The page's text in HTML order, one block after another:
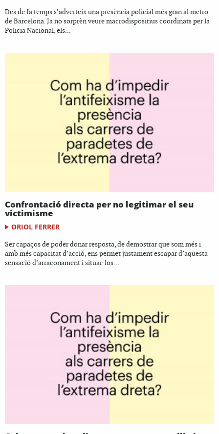
Des de fa temps s’adverteix una presència policial més gran al metro
de Barcelona. Ja no sorprèn veure macrodispositius coordinats per la
Policia Nacional, els...
Confrontació directa per no legitimar el seu
victimisme
ORIOL FERRER
Ser capaços de poder donar resposta, de demostrar que som més i
amb més capacitat d’acció, ens permet justament escapar d’aquesta
sensació d’arraconament i situar-los...